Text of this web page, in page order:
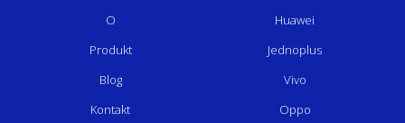
O
Produkt
Blog
Kontakt
Huawei
Jednoplus
Vivo
Oppo